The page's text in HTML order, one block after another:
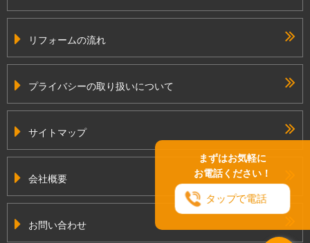
まずはお気軽に
お電話ください！
タップで電話
リフォームの流れ
プライバシーの取り扱いについて
サイトマップ
会社概要
お問い合わせ